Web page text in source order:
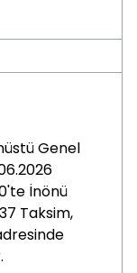
Genel
İnönü
Taksim,